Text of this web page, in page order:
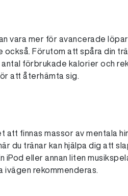
vara mer för avancerade
Förutom att spåra din
förbrukade kalorier och
att återhämta sig.
att finnas massor av mentala
du tränar kan hjälpa dig att
iPod eller annan liten
ivägen rekommenderas.